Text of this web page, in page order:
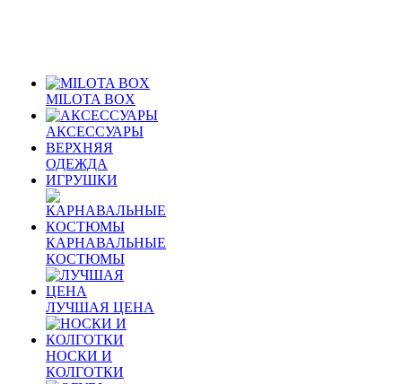
MILOTA BOX
АКСЕССУАРЫ
ВЕРХНЯЯ
ОДЕЖДА
ИГРУШКИ
КАРНАВАЛЬНЫЕ
КОСТЮМЫ
ЛУЧШАЯ ЦЕНА
НОСКИ И
КОЛГОТКИ